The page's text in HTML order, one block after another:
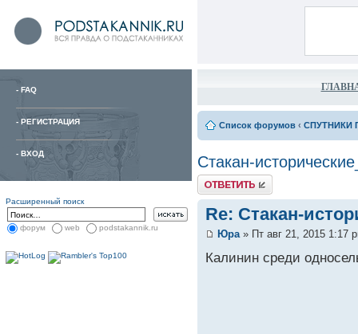
- FAQ
- РЕГИСТРАЦИЯ
- ВХОД
Расширенный поиск
форум web podstakannik.ru
Список форумов ‹ СПУТНИКИ
Стакан-
Re: Стакан-
Юра» Пт авг 21, 2015 1:17
Калинин среди